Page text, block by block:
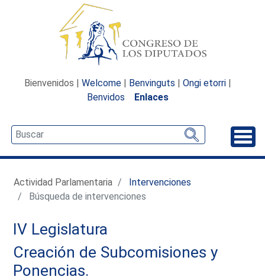
Bienvenidos | Welcome | Benvinguts | Ongi etorri |
Benvidos
Enlaces
Actividad Parlamentaria
Intervenciones
Búsqueda de intervenciones
IV Legislatura
Creación de Subcomisiones y
Ponencias.